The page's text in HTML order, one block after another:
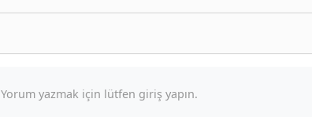
Yorum yazmak için lütfen giriş yapın.